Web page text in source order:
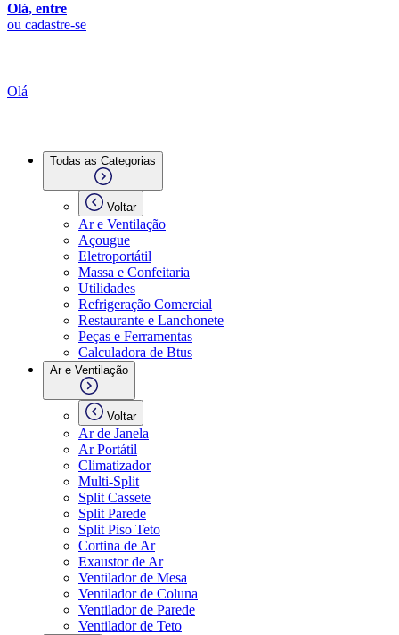
Olá, entre
ou cadastre-se
Olá
Todas as Categorias
Voltar
Ar e Ventilação
Açougue
Eletroportátil
Massa e Confeitaria
Utilidades
Refrigeração Comercial
Restaurante e Lanchonete
Peças e Ferramentas
Calculadora de Btus
Ar e Ventilação
Voltar
Ar de Janela
Ar Portátil
Climatizador
Multi-Split
Split Cassete
Split Parede
Split Piso Teto
Cortina de Ar
Exaustor de Ar
Ventilador de Mesa
Ventilador de Coluna
Ventilador de Parede
Ventilador de Teto